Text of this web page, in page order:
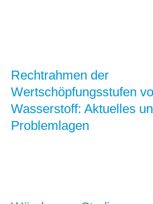
Rechtrahmen der
Wertschöpfungsstufen
Wasserstoff: Aktuelles
Problemlagen